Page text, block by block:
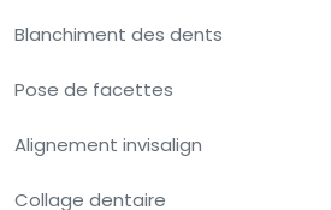
Blanchiment des dents
Pose de facettes
Alignement invisalign
Collage dentaire